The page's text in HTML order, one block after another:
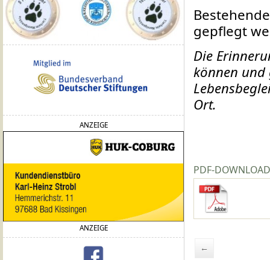
ANZEIGE
ANZEIGE
gepflegt
Die
können und
Ort.
PDF-DOWNLOAD
←